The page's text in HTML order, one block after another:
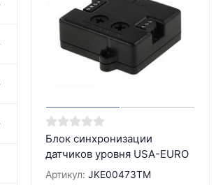
Блок синхронизации
датчиков уровня USA-EURO
Артикул: JKE00473TM